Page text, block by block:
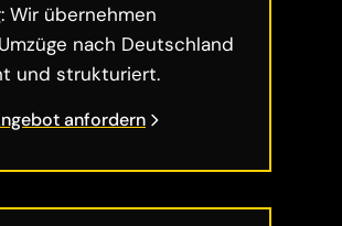
Wir übernehmen
nach Deutschland
und strukturiert.
anfordern